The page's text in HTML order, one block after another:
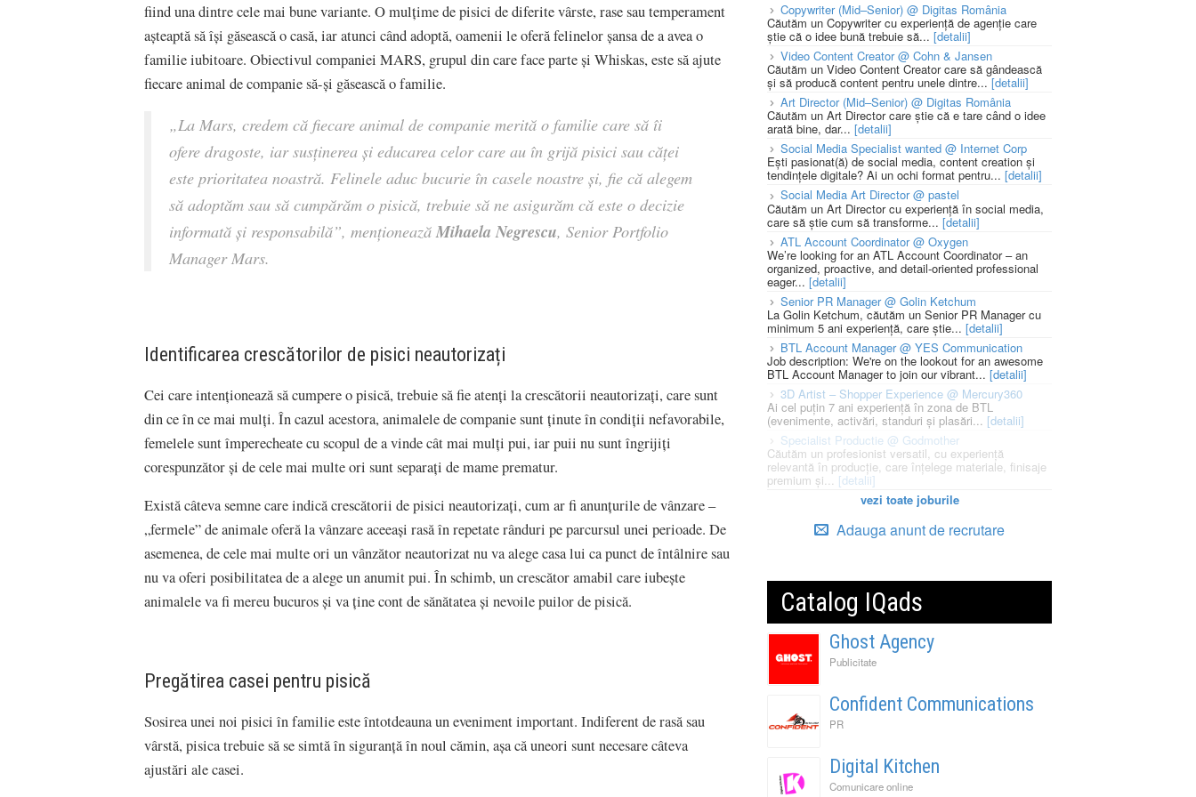
fiind una dintre cele mai bune variante. O mulțime de pisici de diferite vârste, rase sau temperament
așteaptă să își găsească o casă, iar atunci când adoptă, oamenii le oferă felinelor șansa de a avea o
familie iubitoare. Obiectivul companiei MARS, grupul din care face parte și Whiskas, este să ajute
fiecare animal de companie să-și găsească o familie.
„La Mars, credem că fiecare animal de companie merită o familie care să îi
ofere dragoste, iar susținerea și educarea celor care au în grijă pisici sau căței
este prioritatea noastră. Felinele aduc bucurie în casele noastre și, fie că alegem
să adoptăm sau să cumpărăm o pisică, trebuie să ne asigurăm că este o decizie
informată și responsabilă”, menționeazăMihaela Negrescu, Senior Portfolio
Manager Mars.
Identificarea crescătorilor de pisici neautorizați
Cei care intenționează să cumpere o pisică, trebuie să fie atenți la crescătorii neautorizați, care sunt
din ce în ce mai mulți. În cazul acestora, animalele de companie sunt ținute în condiții nefavorabile,
femelele sunt împerecheate cu scopul de a vinde cât mai mulți pui, iar puii nu sunt îngrijiți
corespunzător și de cele mai multe ori sunt separați de mame prematur.
Există câteva semne care indică crescătorii de pisici neautorizați, cum ar fi anunțurile de vânzare –
„fermele” de animale oferă la vânzare aceeași rasă în repetate rânduri pe parcursul unei perioade. De
asemenea, de cele mai multe ori un vânzător neautorizat nu va alege casa lui ca punct de întâlnire sau
nu va oferi posibilitatea de a alege un anumit pui. În schimb, un crescător amabil care iubește
animalele va fi mereu bucuros și va ține cont de sănătatea și nevoile puilor de pisică.
Pregătirea casei pentru pisică
Sosirea unei noi pisici în familie este întotdeauna un eveniment important. Indiferent de rasă sau
vârstă, pisica trebuie să se simtă în siguranță în noul cămin, așa că uneori sunt necesare câteva
ajustări ale casei.
Copywriter (Mid–Senior) @ Digitas România
Căutăm un Copywriter cu experiență de agenție care
știe că o idee bună trebuie să... [detalii]
Video Content Creator @ Cohn & Jansen
Căutăm un Video Content Creator care să gândească
și să producă content pentru unele dintre... [detalii]
Art Director (Mid–Senior) @ Digitas România
Căutăm un Art Director care știe că e tare când o idee
arată bine, dar... [detalii]
Social Media Specialist wanted @ Internet Corp
Ești pasionat(ă) de social media, content creation și
tendințele digitale? Ai un ochi format pentru... [detalii]
Social Media Art Director @ pastel
Căutăm un Art Director cu experiență în social media,
care să știe cum să transforme... [detalii]
ATL Account Coordinator @ Oxygen
We’re looking for an ATL Account Coordinator – an
organized, proactive, and detail-oriented professional
eager... [detalii]
Senior PR Manager @ Golin Ketchum
La Golin Ketchum, căutăm un Senior PR Manager cu
minimum 5 ani experiență, care știe... [detalii]
BTL Account Manager @ YES Communication
Job description: We're on the lookout for an awesome
BTL Account Manager to join our vibrant... [detalii]
3D Artist – Shopper Experience @ Mercury360
Ai cel puțin 7 ani experiență în zona de BTL
(evenimente, activări, standuri și plasări... [detalii]
Specialist Productie @ Godmother
Căutăm un profesionist versatil, cu experiență
relevantă în producție, care înțelege materiale, finisaje
premium și... [detalii]
vezi toate joburile
Adauga anunt de recrutare
Catalog IQads
Ghost Agency
Publicitate
Confident Communications
PR
Digital Kitchen
Comunicare online